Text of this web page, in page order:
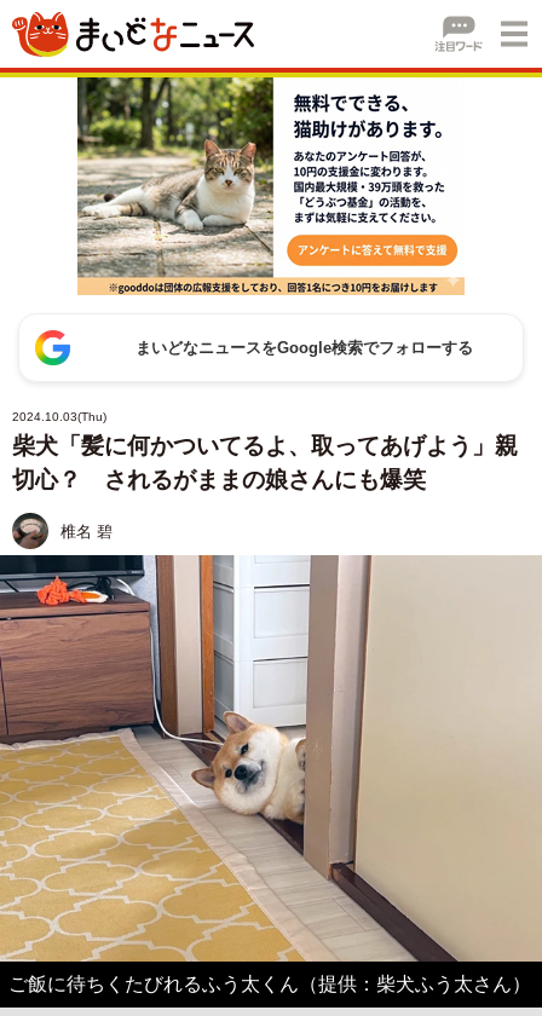
まいどなニュースをGoogle検索でフォローする
2024.10.03(Thu)
柴犬「髪に何かついてるよ、取ってあげよう」親
切心？ されるがままの娘さんにも爆笑
椎名 碧
ご飯に待ちくたびれるふう太くん（提供：柴犬ふう太さん）